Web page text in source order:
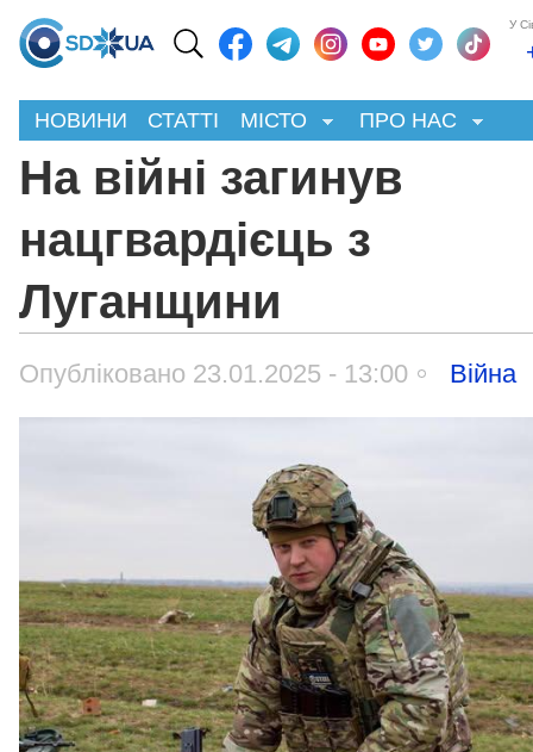
У
НОВИНИ СТАТТІ МІСТО ПРО НАС
На війні загинув
нацгвардієць з
Луганщини
Опубліковано 23.01.2025 - 13:00 Війна